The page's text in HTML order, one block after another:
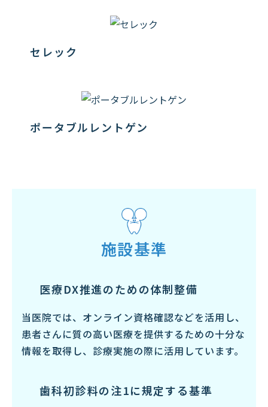
セレック
ポータブルレントゲン
施設基準
医療DX推進のための体制整備
当医院では、オンライン資格確認などを活用し、
患者さんに質の高い医療を提供するための十分な
情報を取得し、診療実施の際に活用しています。
歯科初診料の注1に規定する基準